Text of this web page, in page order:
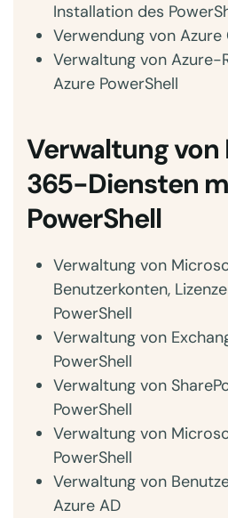
Installation des
Verwendung von Azure
Verwaltung von Azure-
Azure PowerShell
Verwaltung
365-Diensten
PowerShell
Verwaltung von
Benutzerkonten,
PowerShell
Verwaltung von
PowerShell
Verwaltung von
PowerShell
Verwaltung von
PowerShell
Verwaltung von
Azure AD